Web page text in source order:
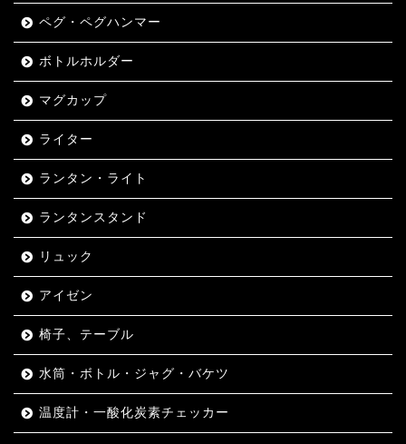
ペグ・ペグハンマー
ボトルホルダー
マグカップ
ライター
ランタン・ライト
ランタンスタンド
リュック
アイゼン
椅子、テーブル
水筒・ボトル・ジャグ・バケツ
温度計・一酸化炭素チェッカー